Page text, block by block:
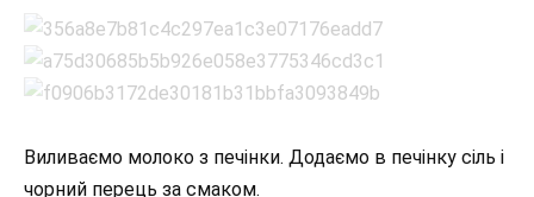
Виливаємо молоко з печінки. Додаємо в печінку сіль і
чорний перець за смаком.